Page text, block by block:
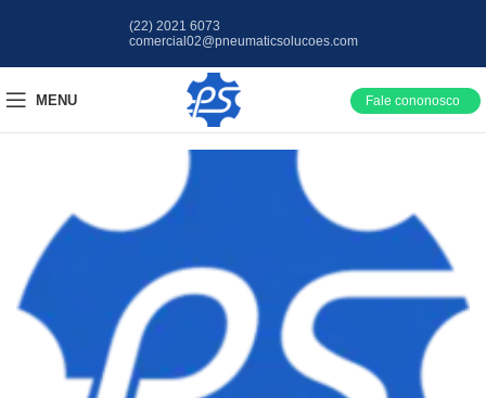
(22) 2021 6073
comercial02@pneumaticsolucoes.com
MENU Fale cononosco